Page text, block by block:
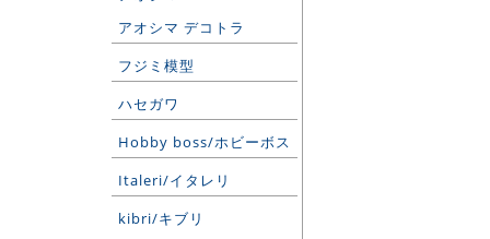
アオシマ デコトラ
フジミ模型
ハセガワ
Hobby boss/ホビーボス
Italeri/イタレリ
kibri/キブリ